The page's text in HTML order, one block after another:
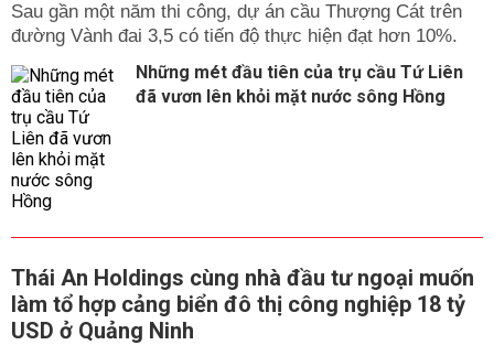
Sau gần một năm thi công, dự án cầu Thượng Cát trên
đường Vành đai 3,5 có tiến độ thực hiện đạt hơn 10%.
Những mét đầu tiên của trụ cầu Tứ Liên
đã vươn lên khỏi mặt nước sông Hồng
Thái An Holdings cùng nhà đầu tư ngoại muốn
làm tổ hợp cảng biển đô thị công nghiệp 18 tỷ
USD ở Quảng Ninh